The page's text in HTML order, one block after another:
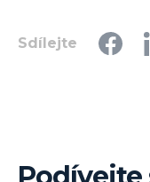
Sdílejte